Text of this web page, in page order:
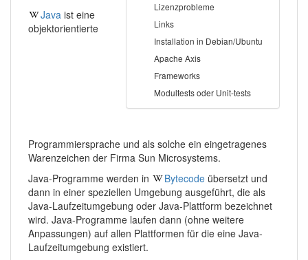
Lizenzprobleme
Links
Installation in Debian/Ubuntu
Apache Axis
Frameworks
Modultests oder Unit-tests
Java ist eine
objektorientierte
Programmiersprache und als solche ein eingetragenes
Warenzeichen der Firma Sun Microsystems.
Java-Programme werden in
Bytecode übersetzt und
dann in einer speziellen Umgebung ausgeführt, die als
Java-Laufzeitumgebung oder Java-Plattform bezeichnet
wird. Java-Programme laufen dann (ohne weitere
Anpassungen) auf allen Plattformen für die eine Java-
Laufzeitumgebung existiert.